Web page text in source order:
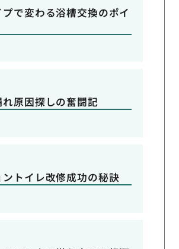
プで変わる浴槽交換のポイ
原因探しの奮闘記
ントイレ改修成功の秘訣